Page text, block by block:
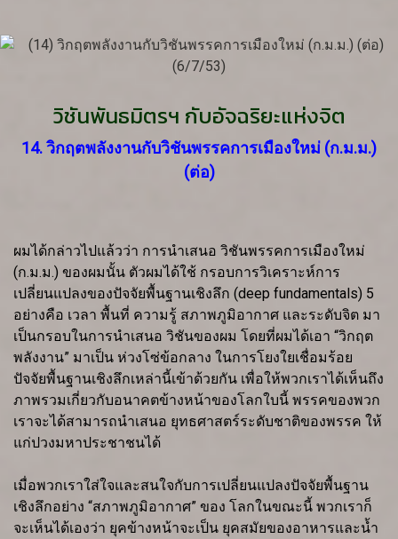
วิชันพันธมิตรฯ กับอัจฉริยะแห่งจิต
14. วิกฤตพลังงานกับวิชันพรรคการเมืองใหม่ (ก.ม.ม.)
(ต่อ)
ผมได้กล่าวไปแล้วว่า การนำเสนอ วิชันพรรคการเมืองใหม่
(ก.ม.ม.) ของผมนั้น ตัวผมได้ใช้ กรอบการวิเคราะห์การ
เปลี่ยนแปลงของปัจจัยพื้นฐานเชิงลึก (deep fundamentals) 5
อย่างคือ เวลา พื้นที่ ความรู้ สภาพภูมิอากาศ และระดับจิต มา
เป็นกรอบในการนำเสนอ วิชันของผม โดยที่ผมได้เอา “วิกฤต
พลังงาน” มาเป็น ห่วงโซ่ข้อกลาง ในการโยงใยเชื่อมร้อย
ปัจจัยพื้นฐานเชิงลึกเหล่านี้เข้าด้วยกัน เพื่อให้พวกเราได้เห็นถึง
ภาพรวมเกี่ยวกับอนาคตข้างหน้าของโลกใบนี้ พรรคของพวก
เราจะได้สามารถนำเสนอ ยุทธศาสตร์ระดับชาติของพรรค ให้
แก่ปวงมหาประชาชนได้
เมื่อพวกเราใส่ใจและสนใจกับการเปลี่ยนแปลงปัจจัยพื้นฐาน
เชิงลึกอย่าง “สภาพภูมิอากาศ” ของ โลกในขณะนี้ พวกเราก็
จะเห็นได้เองว่า ยุคข้างหน้าจะเป็น ยุคสมัยของอาหารและน้ำ